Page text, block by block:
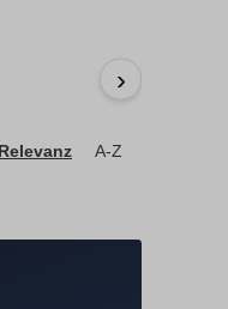
›
Relevanz A-Z